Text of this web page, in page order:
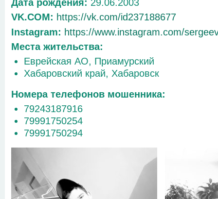
Дата рождения: 29.06.2003
VK.COM: https://vk.com/id237188677
Instagram: https://www.instagram.com/
Места жительства:
Еврейская АО, Приамурский
Хабаровский край, Хабаровск
Номера телефонов мошенника:
79243187916
79991750254
79991750294